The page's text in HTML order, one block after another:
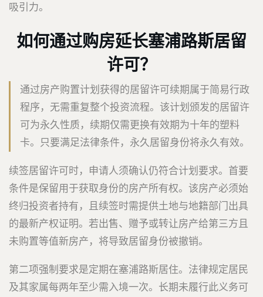
吸引力。
如何通过购房延长塞浦路斯居留
许可？
通过房产购置计划获得的居留许可续期属于简易行政
程序，无需重复整个投资流程。该计划颁发的居留许
可为永久性质，续期仅需更换有效期为十年的塑料
卡。只要满足法律条件，永久居留身份将永久有效。
续签居留许可时，申请人须确认仍符合计划要求。首要
条件是保留用于获取身份的房产所有权。该房产必须始
终归投资者持有，且续签时需提供土地与地籍部门出具
的最新产权证明。若出售、赠予或转让房产给第三方且
未购置等值新房产，将导致居留身份被撤销。
第二项强制要求是定期在塞浦路斯居住。法律规定居民
及其家属每两年至少需入境一次。长期未履行此义务可